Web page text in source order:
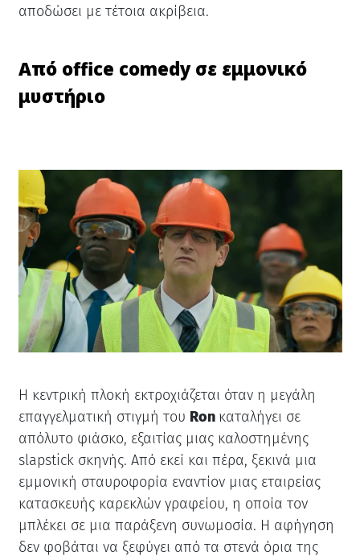
αποδώσει με τέτοια ακρίβεια.
Από office comedy σε εμμονικό
μυστήριο
Η κεντρική πλοκή εκτροχιάζεται όταν η μεγάλη
επαγγελματική στιγμή του Ron καταλήγει σε
απόλυτο φιάσκο, εξαιτίας μιας καλοστημένης
slapstick σκηνής. Από εκεί και πέρα, ξεκινά μια
εμμονική σταυροφορία εναντίον μιας εταιρείας
κατασκευής καρεκλών γραφείου, η οποία τον
μπλέκει σε μια παράξενη συνωμοσία. Η αφήγηση
δεν φοβάται να ξεφύγει από τα στενά όρια της